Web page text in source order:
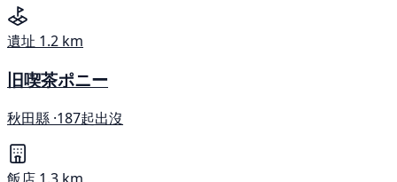
遺址 1.2 km
旧喫茶ポニー
秋田縣 ·187起出沒